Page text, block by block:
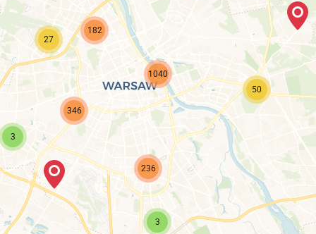
50
1040
182
236
346
27
3
3